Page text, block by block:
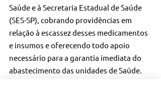
Saúde e à Secretaria Estadual de Saúde
(SES-SP), cobrando providências em
relação à escassez desses medicamentos
e insumos e oferecendo todo apoio
necessário para a garantia imediata do
abastecimento das unidades de Saúde.